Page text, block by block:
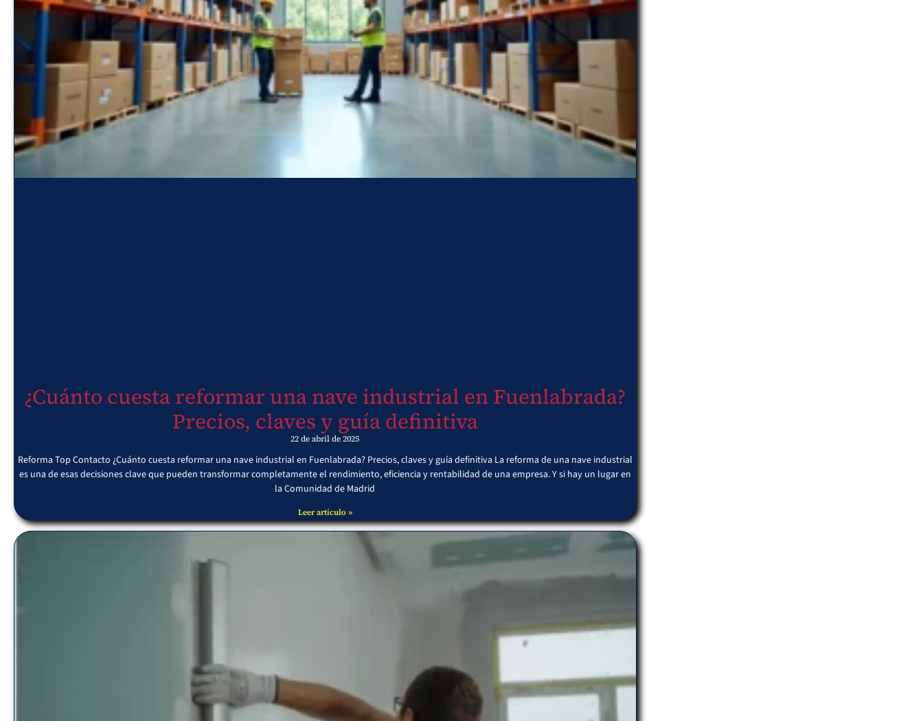
¿Cuánto cuesta reformar una nave industrial en Fuenlabrada?
Precios, claves y guía definitiva
22 de abril de 2025
Reforma Top Contacto ¿Cuánto cuesta reformar una nave industrial en Fuenlabrada? Precios, claves y guía definitiva La reforma de una nave industrial
es una de esas decisiones clave que pueden transformar completamente el rendimiento, eficiencia y rentabilidad de una empresa. Y si hay un lugar en
la Comunidad de Madrid
Leer articulo »